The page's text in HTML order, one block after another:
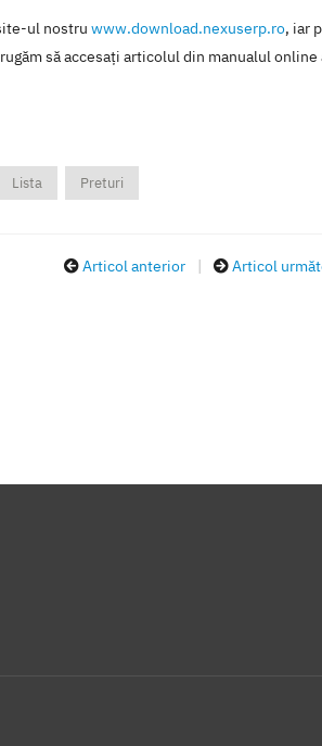
ul nostru www.download.nexuserp.ro, iar
să accesaţi articolul din manualul
Lista Preturi
Articol anterior | Articol